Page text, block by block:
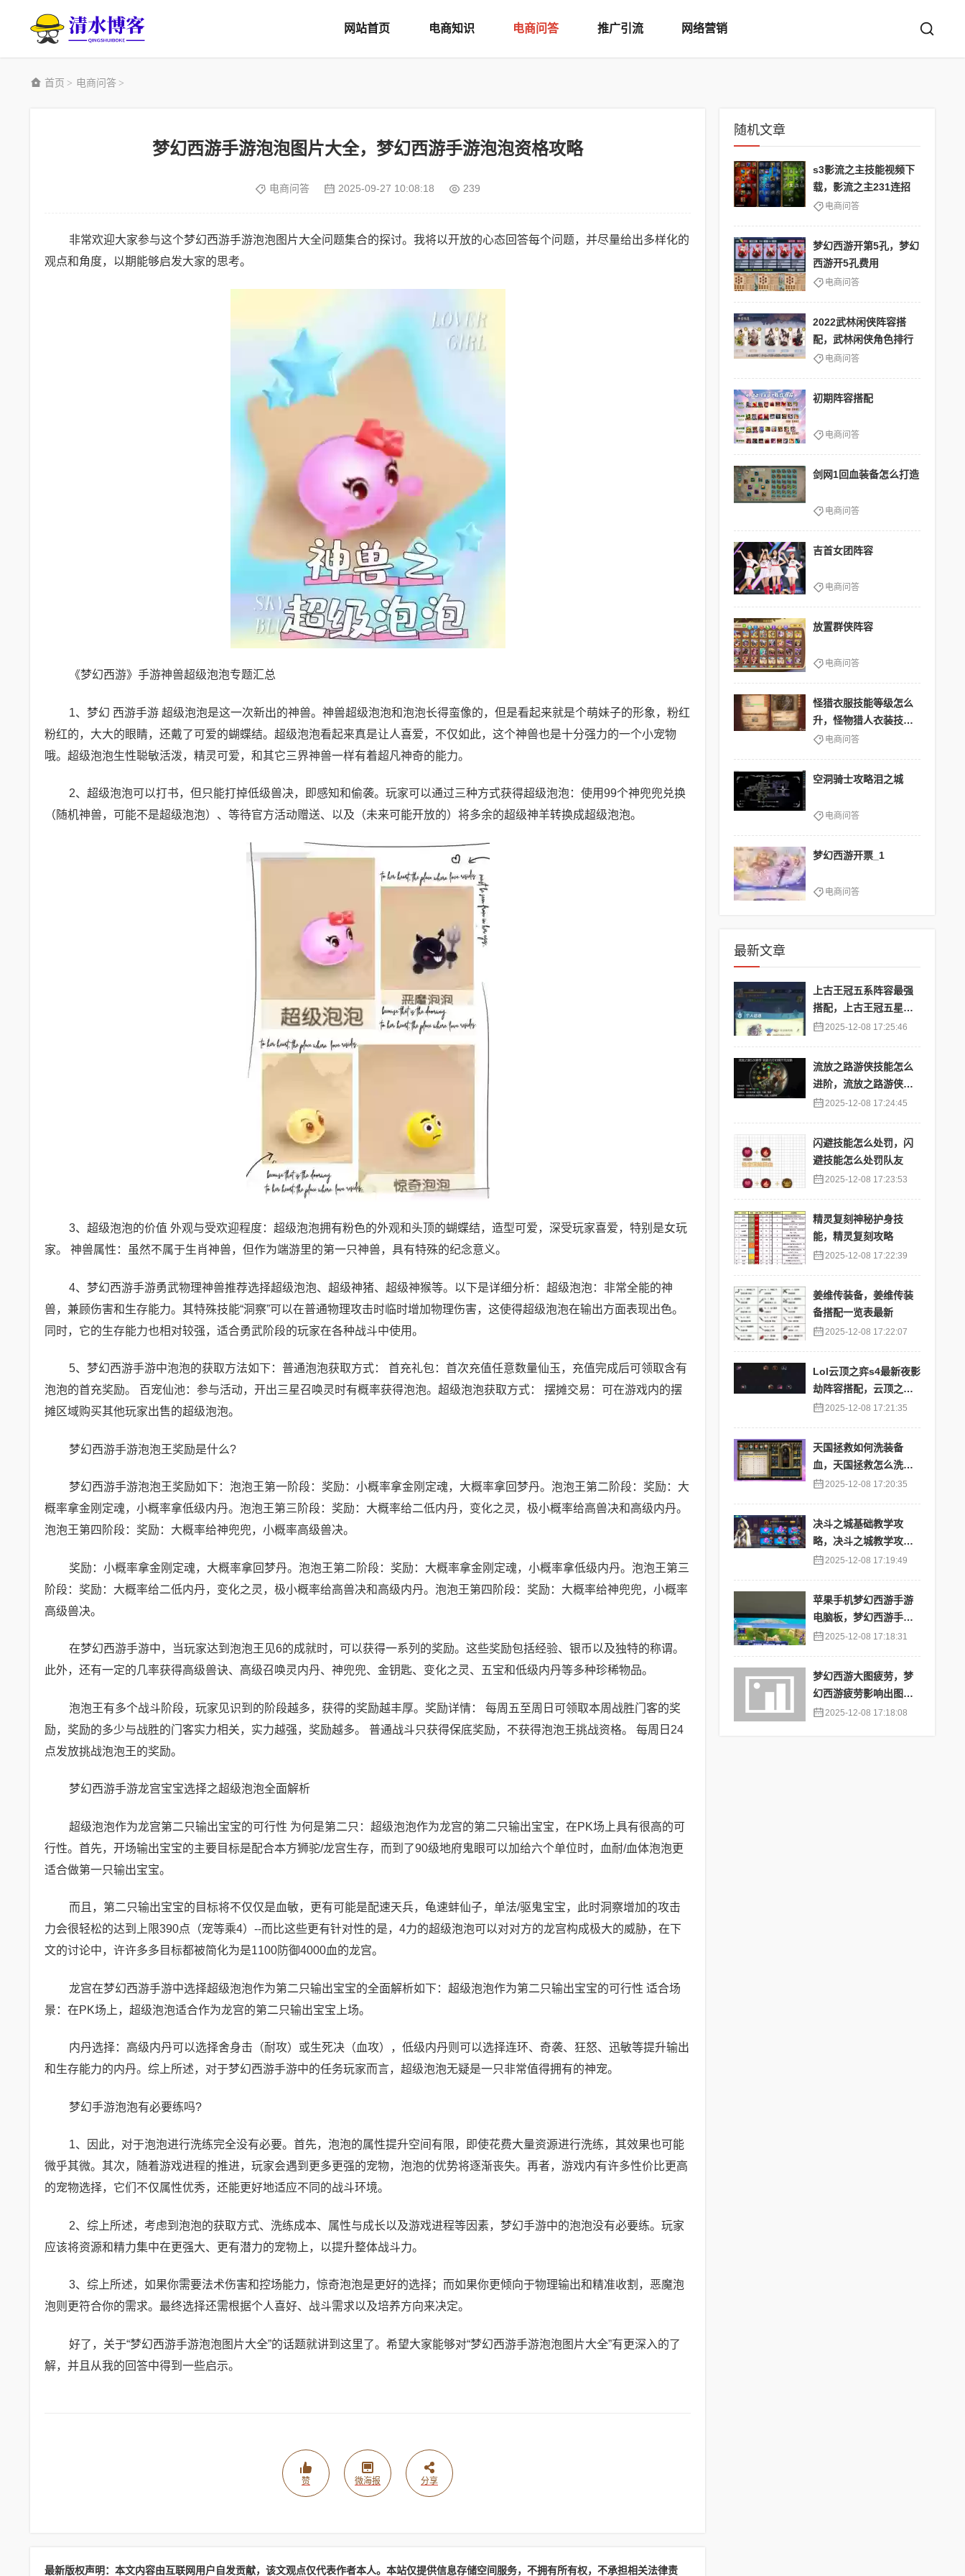
网站首页 电商知识 电商问答 推广引流 网络营销
首页 > 电商问答 >
梦幻西游手游泡泡图片大全，梦幻西游手游泡泡资格攻略
电商问答 2025-09-27 10:08:18 239
非常欢迎大家参与这个梦幻西游手游泡泡图片大全问题集合的探讨。我将以开放的心态回答每个问题，并尽量给出多样化的
观点和角度，以期能够启发大家的思考。
《梦幻西游》手游神兽超级泡泡专题汇总
1、梦幻 西游手游 超级泡泡是这一次新出的神兽。神兽超级泡泡和泡泡长得蛮像的，但是看起来就是个萌妹子的形象，粉红
粉红的，大大的眼睛，还戴了可爱的蝴蝶结。超级泡泡看起来真是让人喜爱，不仅如此，这个神兽也是十分强力的一个小宠物
哦。超级泡泡生性聪敏活泼，精灵可爱，和其它三界神兽一样有着超凡神奇的能力。
2、超级泡泡可以打书，但只能打掉低级兽决，即感知和偷袭。玩家可以通过三种方式获得超级泡泡：使用99个神兜兜兑换
（随机神兽，可能不是超级泡泡）、等待官方活动赠送、以及（未来可能开放的）将多余的超级神羊转换成超级泡泡。
3、超级泡泡的价值 外观与受欢迎程度：超级泡泡拥有粉色的外观和头顶的蝴蝶结，造型可爱，深受玩家喜爱，特别是女玩
家。 神兽属性：虽然不属于生肖神兽，但作为端游里的第一只神兽，具有特殊的纪念意义。
4、梦幻西游手游勇武物理神兽推荐选择超级泡泡、超级神猪、超级神猴等。以下是详细分析：超级泡泡：非常全能的神
兽，兼顾伤害和生存能力。其特殊技能“洞察”可以在普通物理攻击时临时增加物理伤害，这使得超级泡泡在输出方面表现出色。
同时，它的生存能力也相对较强，适合勇武阶段的玩家在各种战斗中使用。
5、梦幻西游手游中泡泡的获取方法如下：普通泡泡获取方式： 首充礼包：首次充值任意数量仙玉，充值完成后可领取含有
泡泡的首充奖励。 百宠仙池：参与活动，开出三星召唤灵时有概率获得泡泡。超级泡泡获取方式： 摆摊交易：可在游戏内的摆
摊区域购买其他玩家出售的超级泡泡。
梦幻西游手游泡泡王奖励是什么?
梦幻西游手游泡泡王奖励如下：泡泡王第一阶段：奖励：小概率拿金刚定魂，大概率拿回梦丹。泡泡王第二阶段：奖励：大
概率拿金刚定魂，小概率拿低级内丹。泡泡王第三阶段：奖励：大概率给二低内丹，变化之灵，极小概率给高兽决和高级内丹。
泡泡王第四阶段：奖励：大概率给神兜兜，小概率高级兽决。
奖励：小概率拿金刚定魂，大概率拿回梦丹。泡泡王第二阶段：奖励：大概率拿金刚定魂，小概率拿低级内丹。泡泡王第三
阶段：奖励：大概率给二低内丹，变化之灵，极小概率给高兽决和高级内丹。泡泡王第四阶段：奖励：大概率给神兜兜，小概率
高级兽决。
在梦幻西游手游中，当玩家达到泡泡王见6的成就时，可以获得一系列的奖励。这些奖励包括经验、银币以及独特的称谓。
此外，还有一定的几率获得高级兽诀、高级召唤灵内丹、神兜兜、金钥匙、变化之灵、五宝和低级内丹等多种珍稀物品。
泡泡王有多个战斗阶段，玩家见识到的阶段越多，获得的奖励越丰厚。奖励详情： 每周五至周日可领取本周战胜门客的奖
励，奖励的多少与战胜的门客实力相关，实力越强，奖励越多。 普通战斗只获得保底奖励，不获得泡泡王挑战资格。 每周日24
点发放挑战泡泡王的奖励。
梦幻西游手游龙宫宝宝选择之超级泡泡全面解析
超级泡泡作为龙宫第二只输出宝宝的可行性 为何是第二只：超级泡泡作为龙宫的第二只输出宝宝，在PK场上具有很高的可
行性。首先，开场输出宝宝的主要目标是配合本方狮驼/龙宫生存，而到了90级地府鬼眼可以加给六个单位时，血耐/血体泡泡更
适合做第一只输出宝宝。
而且，第二只输出宝宝的目标将不仅仅是血敏，更有可能是配速天兵，龟速蚌仙子，单法/驱鬼宝宝，此时洞察增加的攻击
力会很轻松的达到上限390点（宠等乘4）--而比这些更有针对性的是，4力的超级泡泡可以对对方的龙宫构成极大的威胁，在下
文的讨论中，许许多多目标都被简化为是1100防御4000血的龙宫。
龙宫在梦幻西游手游中选择超级泡泡作为第二只输出宝宝的全面解析如下：超级泡泡作为第二只输出宝宝的可行性 适合场
景：在PK场上，超级泡泡适合作为龙宫的第二只输出宝宝上场。
内丹选择：高级内丹可以选择舍身击（耐攻）或生死决（血攻），低级内丹则可以选择连环、奇袭、狂怒、迅敏等提升输出
和生存能力的内丹。综上所述，对于梦幻西游手游中的任务玩家而言，超级泡泡无疑是一只非常值得拥有的神宠。
梦幻手游泡泡有必要练吗?
1、因此，对于泡泡进行洗练完全没有必要。首先，泡泡的属性提升空间有限，即使花费大量资源进行洗练，其效果也可能
微乎其微。其次，随着游戏进程的推进，玩家会遇到更多更强的宠物，泡泡的优势将逐渐丧失。再者，游戏内有许多性价比更高
的宠物选择，它们不仅属性优秀，还能更好地适应不同的战斗环境。
2、综上所述，考虑到泡泡的获取方式、洗练成本、属性与成长以及游戏进程等因素，梦幻手游中的泡泡没有必要练。玩家
应该将资源和精力集中在更强大、更有潜力的宠物上，以提升整体战斗力。
3、综上所述，如果你需要法术伤害和控场能力，惊奇泡泡是更好的选择；而如果你更倾向于物理输出和精准收割，恶魔泡
泡则更符合你的需求。最终选择还需根据个人喜好、战斗需求以及培养方向来决定。
好了，关于“梦幻西游手游泡泡图片大全”的话题就讲到这里了。希望大家能够对“梦幻西游手游泡泡图片大全”有更深入的了
解，并且从我的回答中得到一些启示。
赞 微海报 分享
最新版权声明：本文内容由互联网用户自发贡献，该文观点仅代表作者本人。本站仅提供信息存储空间服务，不拥有所有权，不承担相关法律责
随机文章
s3影流之主技能视频下
载，影流之主231连招
电商问答
梦幻西游开第5孔，梦幻
西游开5孔费用
电商问答
2022武林闲侠阵容搭
配，武林闲侠角色排行
电商问答
初期阵容搭配
电商问答
剑网1回血装备怎么打造
电商问答
吉首女团阵容
电商问答
放置群侠阵容
电商问答
怪猎衣服技能等级怎么
升，怪物猎人衣装技能
怎么发动
电商问答
空洞骑士攻略泪之城
电商问答
梦幻西游开票_1
电商问答
最新文章
上古王冠五系阵容最强
搭配，上古王冠五星排
行 2025-12-08 17:25:46
流放之路游侠技能怎么
进阶，流放之路游侠技
能怎么进阶的
2025-12-08 17:24:45
闪避技能怎么处罚，闪
避技能怎么处罚队友
2025-12-08 17:23:53
精灵复刻神秘护身技
能，精灵复刻攻略
2025-12-08 17:22:39
姜维传装备，姜维传装
备搭配一览表最新
2025-12-08 17:22:07
Lol云顶之弈s4最新夜影
劫阵容搭配，云顶之奕
夜影劫阵容
2025-12-08 17:21:35
天国拯救如何洗装备
血，天国拯救怎么洗衣
服 2025-12-08 17:20:35
决斗之城基础教学攻
略，决斗之城教学攻略2
1112025-12-08 17:19:49
苹果手机梦幻西游手游
电脑板，梦幻西游手游
苹果端怎么在电脑上登
2025-12-08 17:18:31
梦幻西游大图疲劳，梦
幻西游疲劳影响出图率
吗 2025-12-08 17:18:08